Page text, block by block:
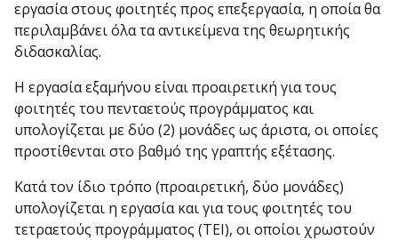
εργασία στους φοιτητές προς επεξεργασία, η οποία θα
περιλαμβάνει όλα τα αντικείμενα της θεωρητικής
διδασκαλίας.
Η εργασία εξαμήνου είναι προαιρετική για τους
φοιτητές του πενταετούς προγράμματος και
υπολογίζεται με δύο (2) μονάδες ως άριστα, οι οποίες
προστίθενται στο βαθμό της γραπτής εξέτασης.
Κατά τον ίδιο τρόπο (προαιρετική, δύο μονάδες)
υπολογίζεται η εργασία και για τους φοιτητές του
τετραετούς προγράμματος (ΤΕΙ), οι οποίοι χρωστούν